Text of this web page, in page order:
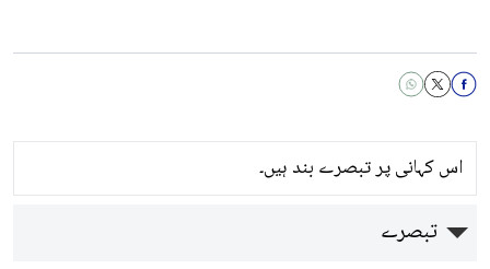
اس کہانی پر تبصرے بند ہیں۔
تبصرے